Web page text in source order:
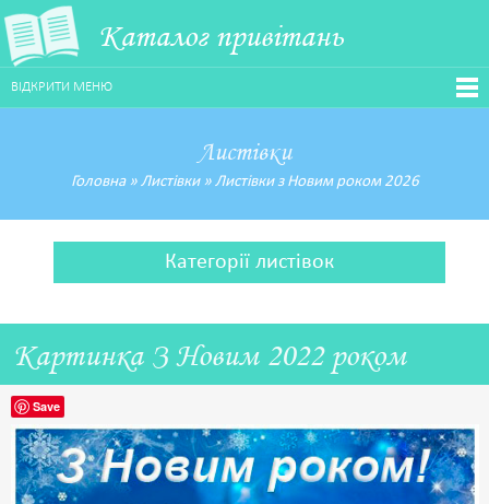
Каталог привітань
ВІДКРИТИ МЕНЮ
Листівки
Головна» Листівки» Листівки з Новим роком 2026
Категорії листівок
Картинка З Новим 2022 роком
Save